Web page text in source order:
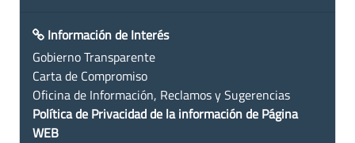
Información de Interés
Gobierno Transparente
Carta de Compromiso
Oficina de Información, Reclamos y Sugerencias
Política de Privacidad de la información de Página
WEB